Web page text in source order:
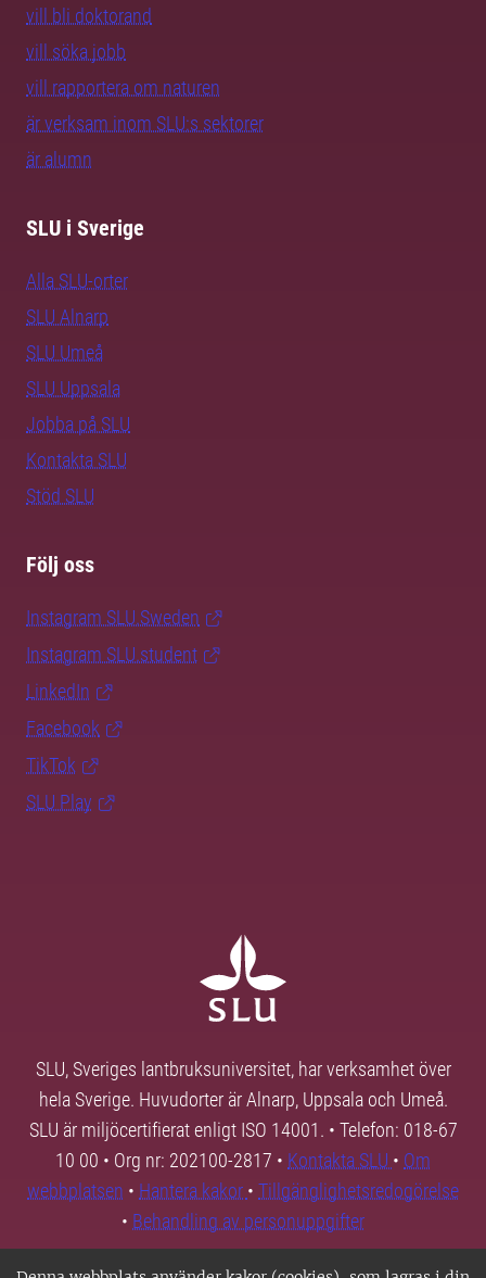
vill bli doktorand
vill söka jobb
vill rapportera om naturen
är verksam inom SLU:s sektorer
är alumn
SLU i Sverige
Alla SLU-orter
SLU Alnarp
SLU Umeå
SLU Uppsala
Jobba på SLU
Kontakta SLU
Stöd SLU
Följ oss
Instagram SLU.Sweden
Instagram SLU.student
LinkedIn
Facebook
TikTok
SLU Play
SLU, Sveriges lantbruksuniversitet, har verksamhet över
hela Sverige. Huvudorter är Alnarp, Uppsala och Umeå.
SLU är miljöcertifierat enligt ISO 14001. • Telefon: 018-67
10 00 • Org nr: 202100-2817 • Kontakta SLU • Om
webbplatsen • Hantera kakor • Tillgänglighetsredogörelse
• Behandling av personuppgifter